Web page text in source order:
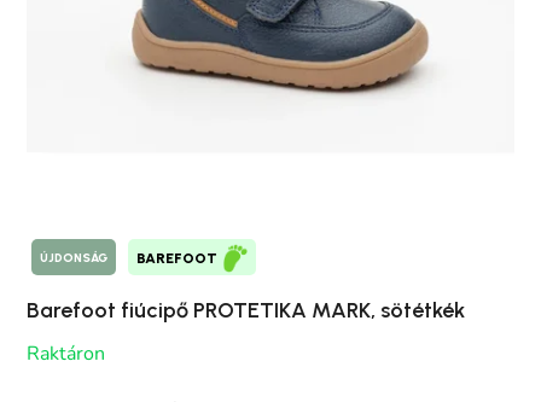
ÚJDONSÁG BAREFOOT
Barefoot fiúcipő PROTETIKA MARK, sötétkék
Raktáron